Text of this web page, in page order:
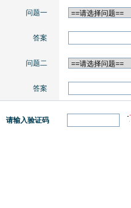
问题一
答案
问题二
答案
请输入验证码